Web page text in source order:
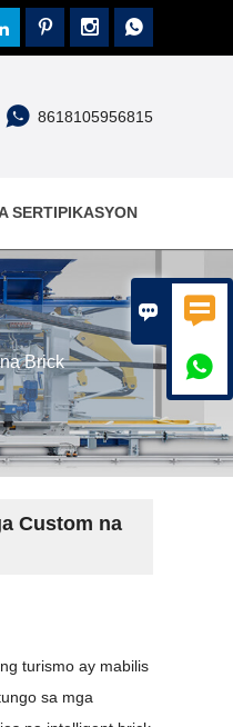
 

  
 8618105956815
SERTIPIKASYON
Brick
Custom na
turismo ay mabilis
sa mga